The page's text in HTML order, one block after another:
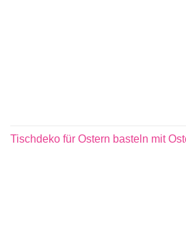
Tischdeko für Ostern basteln mit